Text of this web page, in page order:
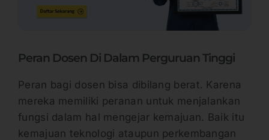
Peran Dosen Di Dalam Perguruan Tinggi
Peran bagi dosen bisa dibilang berat. Karena
mereka memiliki peranan untuk menjalankan
fungsi dalam hal mengejar kemajuan. Baik itu
kemajuan teknologi ataupun perkembangan